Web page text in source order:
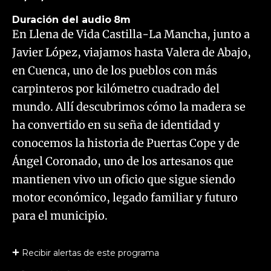
Duración del audio 8m
En Llena de Vida Castilla-La Mancha, junto a
Javier López, viajamos hasta Valera de Abajo,
en Cuenca, uno de los pueblos con más
carpinteros por kilómetro cuadrado del
mundo. Allí descubrimos cómo la madera se
ha convertido en su seña de identidad y
conocemos la historia de Puertas Cope y de
Ángel Coronado, uno de los artesanos que
mantienen vivo un oficio que sigue siendo
motor económico, legado familiar y futuro
para el municipio.
Recibir alertas de este programa